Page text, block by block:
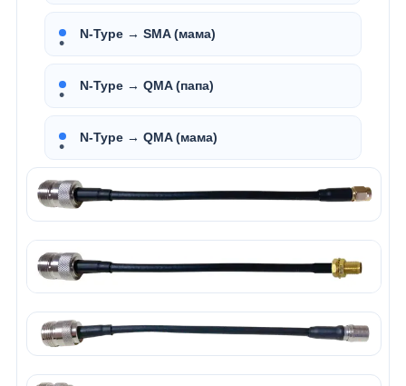
N-Type → SMA (мама)
N-Type → QMA (папа)
N-Type → QMA (мама)